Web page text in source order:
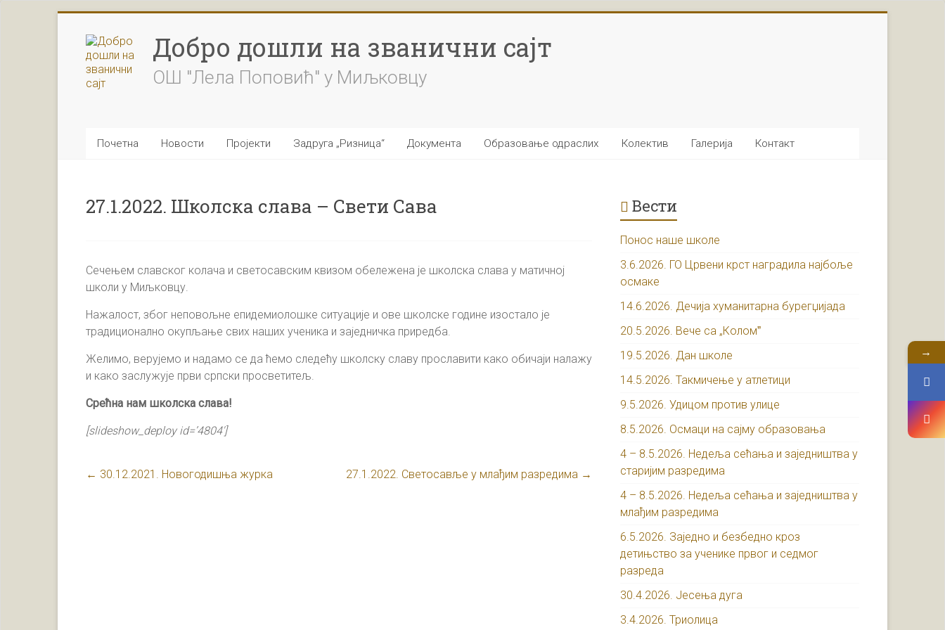
content
Добро дошли на званични сајт
ОШ "Лела Поповић" у Миљковцу
Почетна Новости Пројекти Задруга „Ризница“ Документа Образовање одраслих Колектив Галерија Контакт
27.1.2022. Школска слава – Свети Сава
Сечењем славског колача и светосавским квизом обележена је школска слава у матичној
школи у Миљковцу.
Нажалост, због неповољне епидемиолошке ситуације и ове школске године изостало је
традиционално окупљање свих наших ученика и заједничка приредба.
Желимо, верујемо и надамо се да ћемо следећу школску славу прославити како обичаји налажу
и како заслужује први српски просветитељ.
Срећна нам школска слава!
[slideshow_deploy id=’4804′]
← 30.12.2021. Новогодишња журка 27.1.2022. Светосавље у млађим разредима →
Вести
Понос наше школе
3.6.2026. ГО Црвени крст наградила најбоље
осмаке
14.6.2026. Дечија хуманитарна бурегџијада
20.5.2026. Вече са „Коломˮ
19.5.2026. Дан школе
14.5.2026. Такмичење у атлетици
9.5.2026. Удицом против улице
8.5.2026. Осмаци на сајму образовања
4 – 8.5.2026. Недеља сећања и заједништва у
старијим разредима
4 – 8.5.2026. Недеља сећања и заједништва у
млађим разредима
6.5.2026. Заједно и безбедно кроз
детињство за ученике првог и седмог
разреда
30.4.2026. Јесења дуга
3.4.2026. Триолица
→